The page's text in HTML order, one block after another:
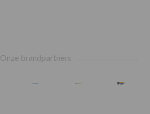
Onze brandpartners